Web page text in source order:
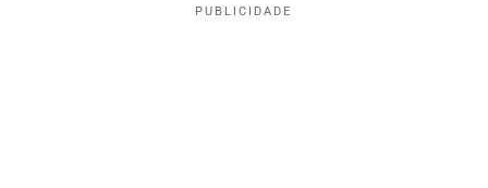
PUBLICIDADE